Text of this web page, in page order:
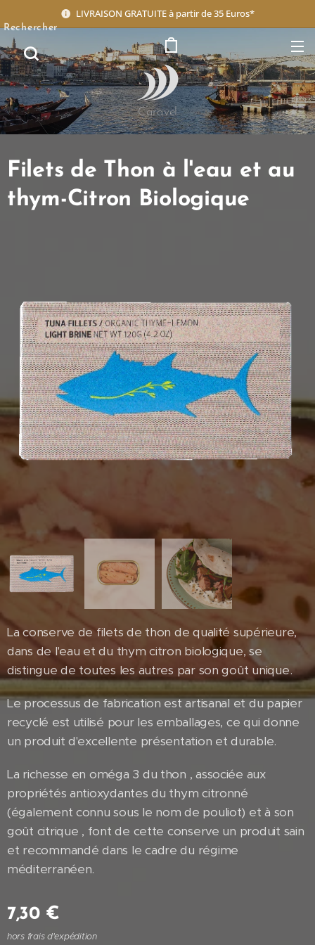
LIVRAISON GRATUITE à partir de 35 Euros*
Caravel
Rechercher
Filets de Thon à l'eau et au
thym-Citron Biologique
La conserve de filets de thon de qualité supérieure,
dans de l'eau et du thym citron biologique, se
distingue de toutes les autres par son goût unique.
Le processus de fabrication est artisanal et du papier
recyclé est utilisé pour les emballages, ce qui donne
un produit d'excellente présentation et durable.
La richesse en oméga 3 du thon , associée aux
propriétés antioxydantes du thym citronné
(également connu sous le nom de pouliot) et à son
goût citrique , font de cette conserve un produit sain
et recommandé dans le cadre du régime
méditerranéen.
7,30€
hors frais d'expédition